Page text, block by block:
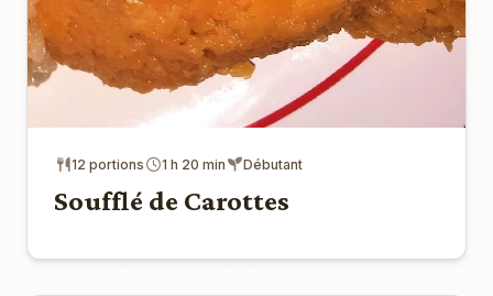
12 portions 1 h 20 min Débutant
Soufflé de Carottes